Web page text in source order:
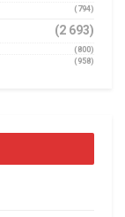
(794)
(2 693)
(800)
(958)